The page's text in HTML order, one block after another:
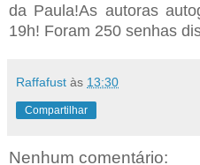
da Paula!As autoras
19h! Foram 250 senhas
Raffafust às 13:30
Compartilhar
Nenhum comentário: